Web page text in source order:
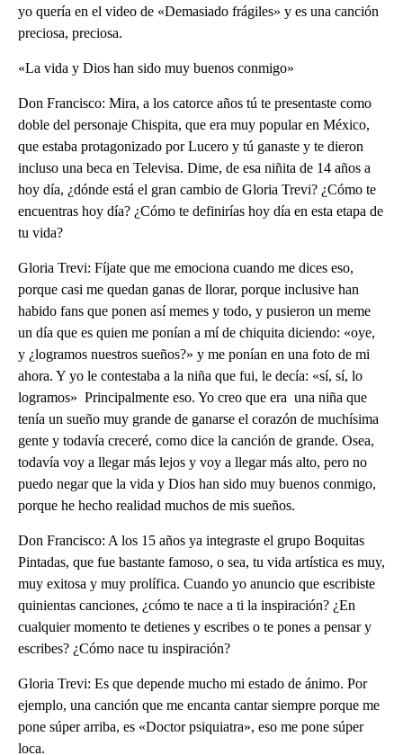
yo quería en el video de «Demasiado frágiles» y es una canción
preciosa, preciosa.
«La vida y Dios han sido muy buenos conmigo»
Don Francisco: Mira, a los catorce años tú te presentaste como
doble del personaje Chispita, que era muy popular en México,
que estaba protagonizado por Lucero y tú ganaste y te dieron
incluso una beca en Televisa. Dime, de esa niñita de 14 años a
hoy día, ¿dónde está el gran cambio de Gloria Trevi? ¿Cómo te
encuentras hoy día? ¿Cómo te definirías hoy día en esta etapa de
tu vida?
Gloria Trevi: Fíjate que me emociona cuando me dices eso,
porque casi me quedan ganas de llorar, porque inclusive han
habido fans que ponen así memes y todo, y pusieron un meme
un día que es quien me ponían a mí de chiquita diciendo: «oye,
y ¿logramos nuestros sueños?» y me ponían en una foto de mi
ahora. Y yo le contestaba a la niña que fui, le decía: «sí, sí, lo
logramos» Principalmente eso. Yo creo que era una niña que
tenía un sueño muy grande de ganarse el corazón de muchísima
gente y todavía creceré, como dice la canción de grande. Osea,
todavía voy a llegar más lejos y voy a llegar más alto, pero no
puedo negar que la vida y Dios han sido muy buenos conmigo,
porque he hecho realidad muchos de mis sueños.
Don Francisco: A los 15 años ya integraste el grupo Boquitas
Pintadas, que fue bastante famoso, o sea, tu vida artística es muy,
muy exitosa y muy prolífica. Cuando yo anuncio que escribiste
quinientas canciones, ¿cómo te nace a ti la inspiración? ¿En
cualquier momento te detienes y escribes o te pones a pensar y
escribes? ¿Cómo nace tu inspiración?
Gloria Trevi: Es que depende mucho mi estado de ánimo. Por
ejemplo, una canción que me encanta cantar siempre porque me
pone súper arriba, es «Doctor psiquiatra», eso me pone súper
loca.